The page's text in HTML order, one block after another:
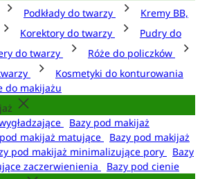
Podkłady do twarzy
Kremy BB,
Korektory do twarzy
Pudry do
do twarzy
Róże do policzków
Kosmetyki do konturowania
do makijażu
Bazy pod makijaż
makijaż matujące
Bazy pod makijaż
pod makijaż minimalizujące pory
Bazy
zaczerwienienia
Bazy pod cienie